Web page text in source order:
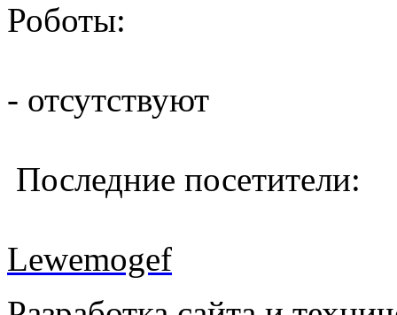
Роботы:
- отсутствуют
Последние посетители:
Lewemogef